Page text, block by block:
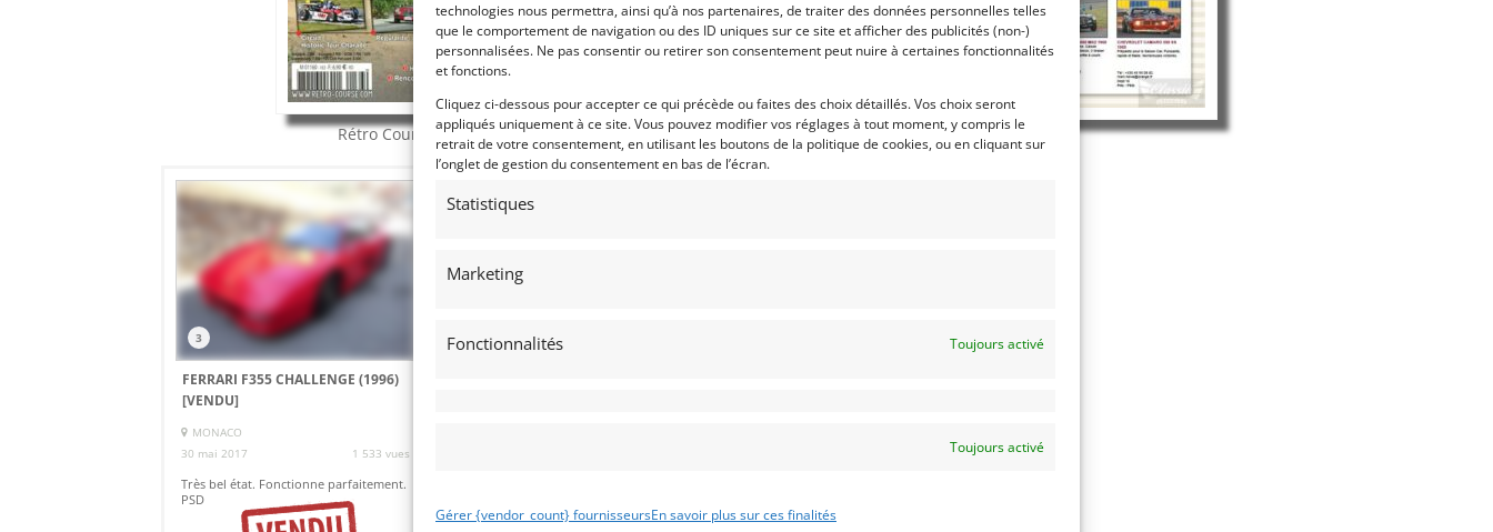
technologies nous permettra, ainsi qu’à nos partenaires, de traiter des données personnelles telles
que le comportement de navigation ou des ID uniques sur ce site et afficher des publicités (non-)
personnalisées. Ne pas consentir ou retirer son consentement peut nuire à certaines fonctionnalités
et fonctions.
Cliquez ci-dessous pour accepter ce qui précède ou faites des choix détaillés. Vos choix seront
appliqués uniquement à ce site. Vous pouvez modifier vos réglages à tout moment, y compris le
retrait de votre consentement, en utilisant les boutons de la politique de cookies, ou en cliquant sur
l’onglet de gestion du consentement en bas de l’écran.
Statistiques
Marketing
Fonctionnalités Toujours activé
Toujours activé
Gérer {vendor_count} fournisseursEn savoir plus sur ces finalités
Rétro CourseN°163Juillet 2017
3
FERRARI F355 CHALLENGE (1996)
[VENDU]
MONACO
30 mai 2017
1 533 vues
Très bel état. Fonctionne parfaitement.
PSD